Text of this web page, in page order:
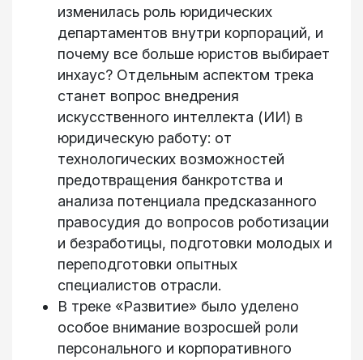
изменилась роль юридических
департаментов внутри корпораций, и
почему все больше юристов выбирает
инхаус? Отдельным аспектом трека
станет вопрос внедрения
искусственного интеллекта (ИИ) в
юридическую работу: от
технологических возможностей
предотвращения банкротства и
анализа потенциала предсказанного
правосудия до вопросов роботизации
и безработицы, подготовки молодых и
переподготовки опытных
специалистов отрасли.
В треке «Развитие» было уделено
особое внимание возросшей роли
персонального и корпоративного